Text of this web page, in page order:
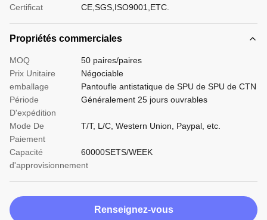
Certificat
CE,SGS,ISO9001,ETC.
Propriétés commerciales
MOQ
50 paires/paires
Prix Unitaire
Négociable
emballage
Pantoufle antistatique de SPU de SPU de CTN
Période
D'expédition
Généralement 25 jours ouvrables
Mode De
Paiement
T/T, L/C, Western Union, Paypal, etc.
Capacité
d'approvisionnement
60000SETS/WEEK
Renseignez-vous